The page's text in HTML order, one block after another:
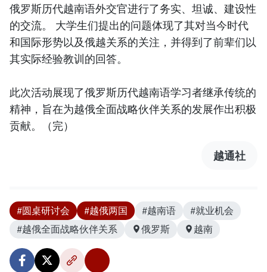
俄罗斯历代越南语外交官进行了务实、坦诚、建设性
的交流。 大学生们提出的问题体现了其对当今时代
和国际形势以及俄越关系的关注，并得到了前辈们以
其实际经验教训的回答。
此次活动展现了俄罗斯历代越南语学习者继承传统的
精神，旨在为越俄全面战略伙伴关系的发展作出积极
贡献。（完）
越通社
#圆桌研讨会 #越俄两国 #越南语
#就业机会
#越俄全面战略伙伴关系
俄罗斯 越南